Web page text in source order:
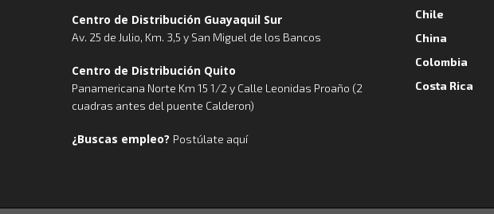
Centro de Distribución Guayaquil Sur
Av. 25 de Julio, Km. 3,5 y San Miguel de los Bancos
Centro de Distribución Quito
Panamericana Norte Km 15 1/2 y Calle Leonidas Proaño (2
cuadras antes del puente Calderon)
¿Buscas empleo? Postúlate aquí
Chile
China
Colombia
Costa Rica